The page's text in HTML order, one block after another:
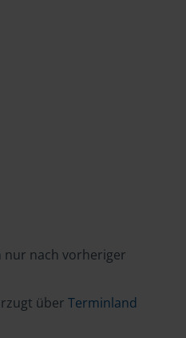
nur nach vorheriger
über Terminland